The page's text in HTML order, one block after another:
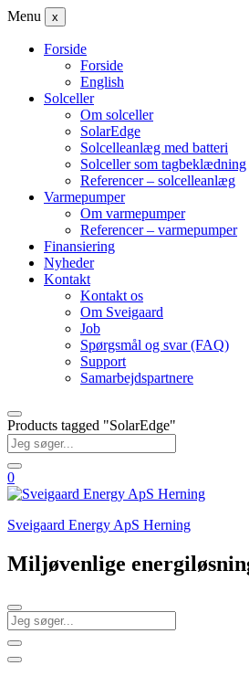
Menu x
Forside
Forside
English
Solceller
Om solceller
SolarEdge
Solcelleanlæg med batteri
Solceller som tagbeklædning
Referencer – solcelleanlæg
Varmepumper
Om varmepumper
Referencer – varmepumper
Finansiering
Nyheder
Kontakt
Kontakt os
Om Sveigaard
Job
Spørgsmål og svar (FAQ)
Support
Samarbejdspartnere
Products tagged "SolarEdge"
0
Sveigaard Energy ApS Herning
Miljøvenlige